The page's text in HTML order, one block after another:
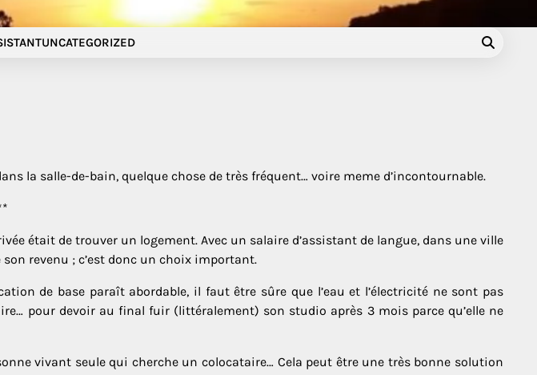
UNCATEGORIZED
la salle-de-bain, quelque chose de très fréquent… voire meme d’incontournable.
était de trouver un logement. Avec un salaire d’assistant de langue, dans une ville
revenu ; c’est donc un choix important.
de base paraît abordable, il faut être sûre que l’eau et l’électricité ne sont pas
pour devoir au final fuir (littéralement) son studio après 3 mois parce qu’elle ne
vivant seule qui cherche un colocataire… Cela peut être une très bonne solution